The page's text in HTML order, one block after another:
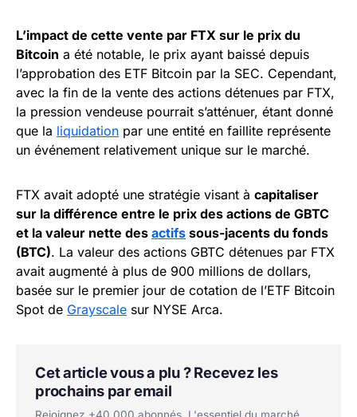
L’impact de cette vente par FTX sur le prix du
Bitcoin a été notable, le prix ayant baissé depuis
l’approbation des ETF Bitcoin par la SEC. Cependant,
avec la fin de la vente des actions détenues par FTX,
la pression vendeuse pourrait s’atténuer, étant donné
que la liquidation par une entité en faillite représente
un événement relativement unique sur le marché.
FTX avait adopté une stratégie visant à capitaliser
sur la différence entre le prix des actions de GBTC
et la valeur nette des actifs sous-jacents du fonds
(BTC). La valeur des actions GBTC détenues par FTX
avait augmenté à plus de 900 millions de dollars,
basée sur le premier jour de cotation de l’ETF Bitcoin
Spot de Grayscale sur NYSE Arca.
Cet article vous a plu ? Recevez les
prochains par email
Rejoignez +40 000 abonnés. L'essentiel du marché